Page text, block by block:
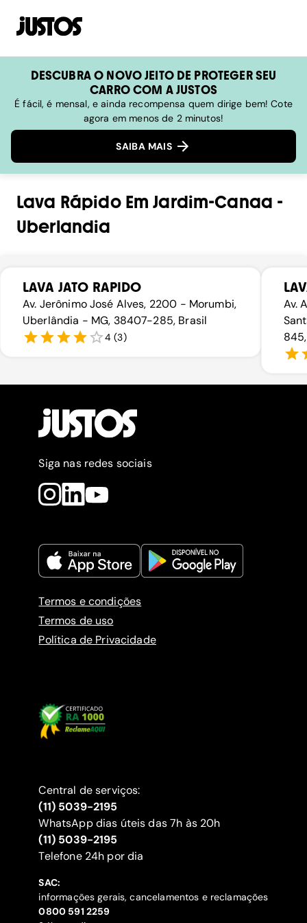
DESCUBRA O NOVO JEITO DE PROTEGER SEU
CARRO COM A JUSTOS
É fácil, é mensal, e ainda recompensa quem dirige bem! Cote
agora em menos de 2 minutos!
SAIBA MAIS
Lava RápidoEmJardim-Canaa -
Uberlandia
LAVA JATO RAPIDO
Av. Jerônimo José Alves, 2200 - Morumbi,
Uberlândia - MG, 38407-285, Brasil
4 (3)
Av.
Siga nas redes sociais
Termos e condições
Termos de uso
Política de Privacidade
Central de serviços:
(11) 5039-2195
WhatsApp dias úteis das 7h às 20h
(11) 5039-2195
‍Telefone 24h por dia
SAC:
informações gerais, cancelamentos e reclamações
‍0800 591 2259